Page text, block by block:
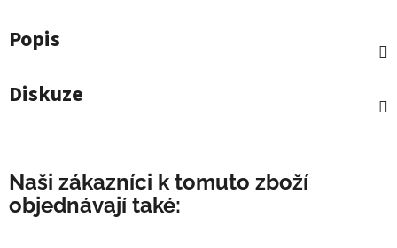
Popis
Diskuze
Naši zákazníci k tomuto zboží
objednávají také: